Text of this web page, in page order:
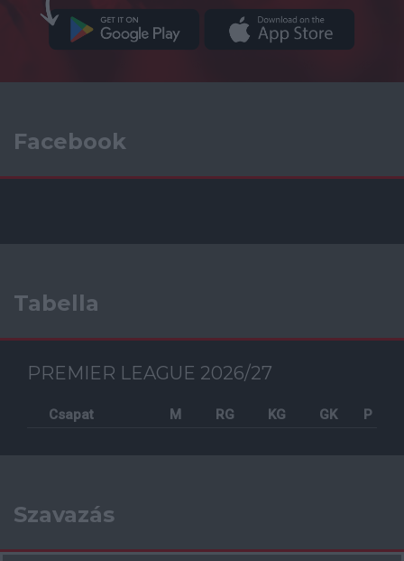
Facebook
Tabella
PREMIER LEAGUE 2026/27
Csapat M RG KG GK P
Szavazás